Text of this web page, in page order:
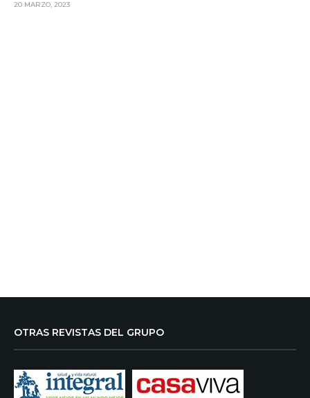
20 MARZO, 2023
OTRAS REVISTAS DEL GRUPO